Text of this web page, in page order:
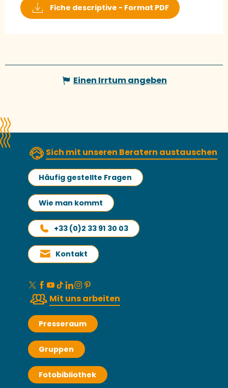
Fiche descriptive - Format PDF
Einen Irrtum angeben
Sich mit unseren Beratern austauschen
Häufig gestellte Fragen
Wie man kommt
+33 (0)2 33 91 30 03
Kontakt
Mit uns arbeiten
Presseraum
Gruppen
Fotobibliothek